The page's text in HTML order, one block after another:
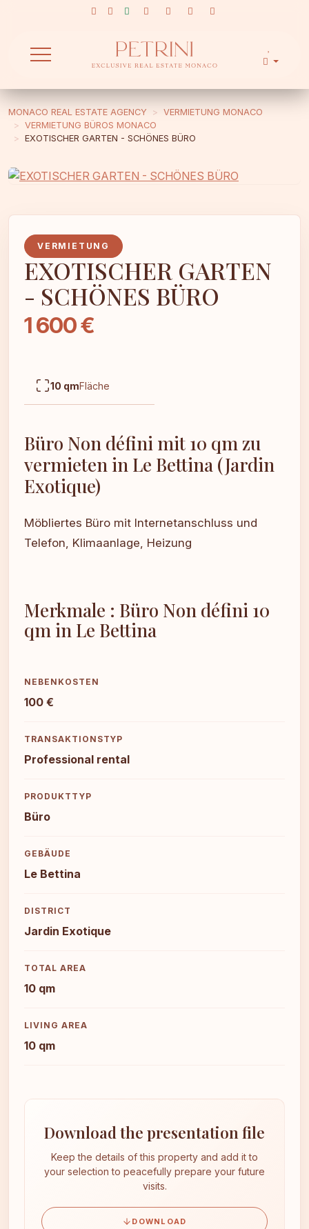
MONACO REAL ESTATE AGENCY
VERMIETUNG MONACO
VERMIETUNG BÜROS MONACO
EXOTISCHER GARTEN - SCHÖNES BÜRO
VERMIETUNG
EXOTISCHER GARTEN
- SCHÖNES BÜRO
1 600 €
10 qmFläche
Büro Non défini mit 10 qm zu
vermieten in Le Bettina (Jardin
Exotique)
Möbliertes Büro mit Internetanschluss und
Telefon, Klimaanlage, Heizung
Merkmale : Büro Non défini 10
qm in Le Bettina
NEBENKOSTEN
100 €
TRANSAKTIONSTYP
Professional rental
PRODUKTTYP
Büro
GEBÄUDE
Le Bettina
DISTRICT
Jardin Exotique
TOTAL AREA
10 qm
LIVING AREA
10 qm
Download the presentation file
Keep the details of this property and add it to
your selection to peacefully prepare your future
visits.
DOWNLOAD